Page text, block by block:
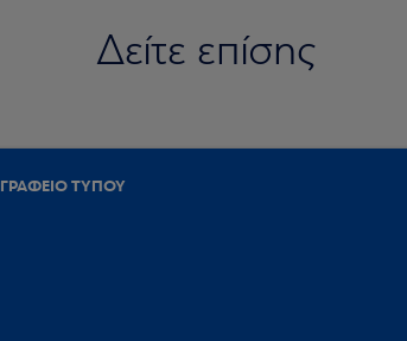
Δείτε επίσης
ΓΡΑΦΕΙΟ ΤΥΠΟΥ